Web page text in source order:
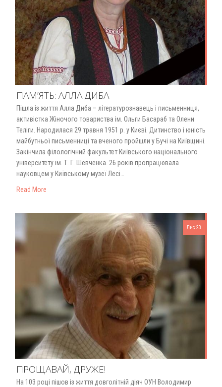
ПАМ’ЯТЬ: АЛЛА ДИБА
Пішла із життя Алла Диба – літературознавець і письменниця,
активістка Жіночого товариства ім. Ольги Басараб та Олени
Теліги. Народилася 29 травня 1951 р. у Києві. Дитинство і юність
майбутньої письменниці та вченого пройшли у Бучі на Київщині.
Закінчила філологічний факультет Київського національного
університету ім. Т. Г. Шевченка. 26 років пропрацювала
науковцем у Київському музеї Лесі…
Read More
Лис 23
ПРОЩАВАЙ, ДРУЖЕ!
На 103 році пішов із життя довголітній діяч ОУН Володимир